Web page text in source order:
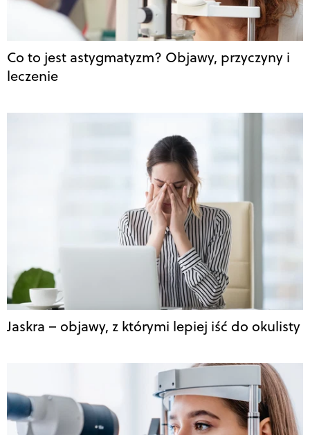
Co to jest astygmatyzm? Objawy, przyczyny i
leczenie
Jaskra – objawy, z którymi lepiej iść do okulisty